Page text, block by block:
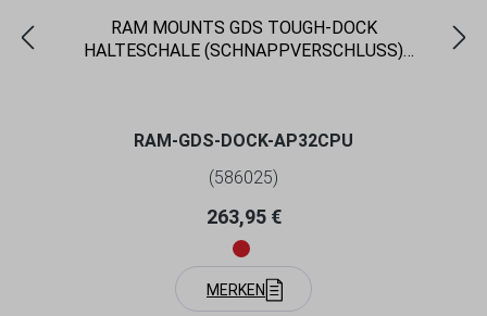
RAM MOUNTS GDS TOUGH-DOCK
HALTESCHALE (SCHNAPPVERSCHLUSS)
USB-C ANSCHLUSS
RAM-GDS-DOCK-AP32CPU
(586025)
Regulärer Preis:
263,95 €
MERKEN